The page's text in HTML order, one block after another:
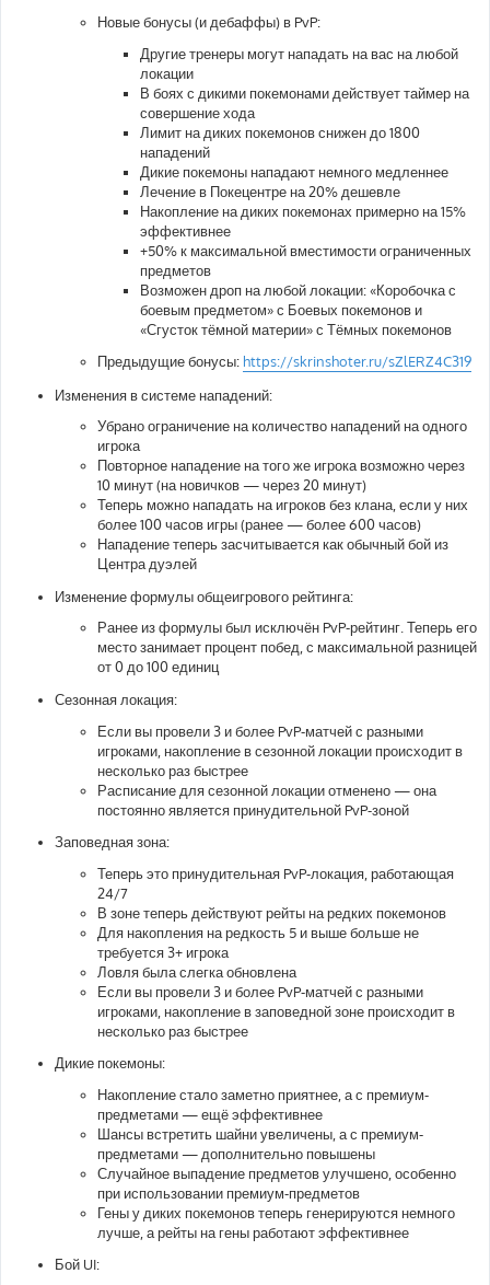
Новые бонусы (и дебаффы) в PvP:
Другие тренеры могут нападать на вас на любой
локации
В боях с дикими покемонами действует таймер на
совершение хода
Лимит на диких покемонов снижен до 1800
нападений
Дикие покемоны нападают немного медленнее
Лечение в Покецентре на 20% дешевле
Накопление на диких покемонах примерно на 15%
эффективнее
+50% к максимальной вместимости ограниченных
предметов
Возможен дроп на любой локации: «Коробочка с
боевым предметом» с Боевых покемонов и
«Сгусток тёмной материи» с Тёмных покемонов
Предыдущие бонусы: https://skrinshoter.ru/sZlERZ4C319
Изменения в системе нападений:
Убрано ограничение на количество нападений на одного
игрока
Повторное нападение на того же игрока возможно через
10 минут (на новичков — через 20 минут)
Теперь можно нападать на игроков без клана, если у них
более 100 часов игры (ранее — более 600 часов)
Нападение теперь засчитывается как обычный бой из
Центра дуэлей
Изменение формулы общеигрового рейтинга:
Ранее из формулы был исключён PvP-рейтинг. Теперь его
место занимает процент побед, с максимальной разницей
от 0 до 100 единиц
Сезонная локация:
Если вы провели 3 и более PvP-матчей с разными
игроками, накопление в сезонной локации происходит в
несколько раз быстрее
Расписание для сезонной локации отменено — она
постоянно является принудительной PvP-зоной
Заповедная зона:
Теперь это принудительная PvP-локация, работающая
24/7
В зоне теперь действуют рейты на редких покемонов
Для накопления на редкость 5 и выше больше не
требуется 3+ игрока
Ловля была слегка обновлена
Если вы провели 3 и более PvP-матчей с разными
игроками, накопление в заповедной зоне происходит в
несколько раз быстрее
Дикие покемоны:
Накопление стало заметно приятнее, а с премиум-
предметами — ещё эффективнее
Шансы встретить шайни увеличены, а с премиум-
предметами — дополнительно повышены
Случайное выпадение предметов улучшено, особенно
при использовании премиум-предметов
Гены у диких покемонов теперь генерируются немного
лучше, а рейты на гены работают эффективнее
Бой UI: